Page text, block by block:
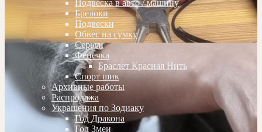
Подвеска в авто / машину
Брелоки
Подвески
Обвес на сумку
Серьги
Фенечка
Браслет Красная Нить
Спорт шик
Архивные работы
Распродажа
Украшения по Зодиаку
Год Дракона
Год Змеи